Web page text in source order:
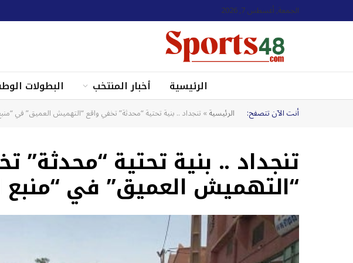
الجمعة, أغسطس 7, 2026
الرئيسية أخبار المنتخب البطولات
أنت الآن تتصفح: الرئيسية»تنجداد .. بنية تحتية “محدثة” تخفي واقع “التهميش العميق” في
تنجداد .. بنية تحتية “محدثة”
“التهميش العميق” في “منبع